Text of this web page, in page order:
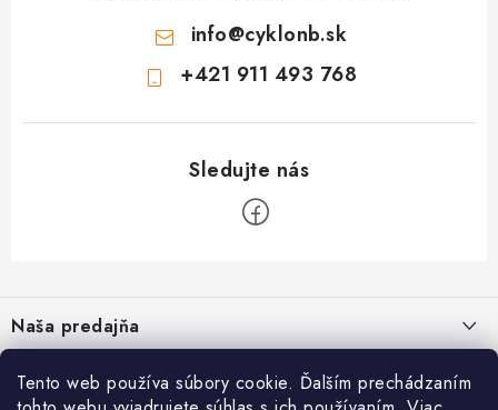
Tento web používa súbory cookie. Ďalším prechádzaním
info@cyklonb.sk
+421 911 493 768
p
ä
Naša predajňa
Informácie